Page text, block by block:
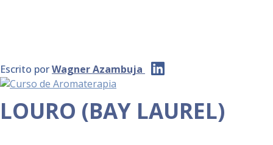
Escrito porWagner Azambuja
LOURO (BAY LAUREL)